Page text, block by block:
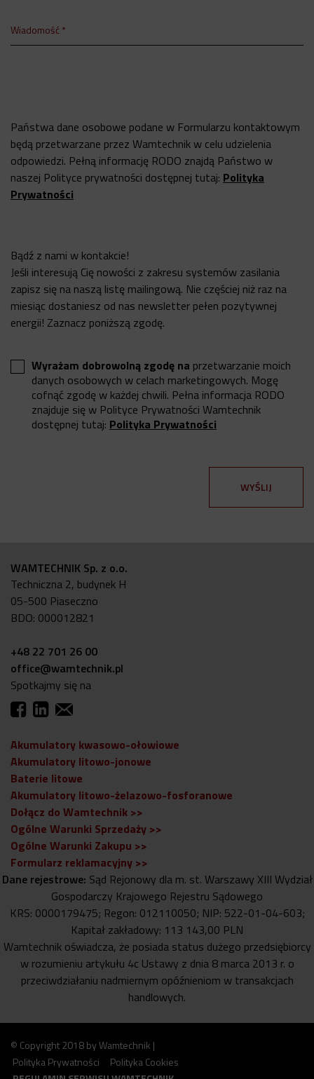
Wiadomość *
Państwa dane osobowe podane w Formularzu kontaktowym
będą przetwarzane przez Wamtechnik w celu udzielenia
odpowiedzi. Pełną informację RODO znajdą Państwo w
naszej Polityce prywatności dostępnej tutaj: Polityka
Prywatności
Bądź z nami w kontakcie!
Jeśli interesują Cię nowości z zakresu systemów zasilania
zapisz się na naszą listę mailingową. Nie częściej niż raz na
miesiąc dostaniesz od nas newsletter pełen pozytywnej
energii! Zaznacz poniższą zgodę.
Wyrażam dobrowolną zgodę na przetwarzanie moich
danych osobowych w celach marketingowych. Mogę
cofnąć zgodę w każdej chwili. Pełna informacja RODO
znajduje się w Polityce Prywatności Wamtechnik
dostępnej tutaj: Polityka Prywatności
WAMTECHNIK Sp. z o.o.
Techniczna 2, budynek H
05-500 Piaseczno
BDO: 000012821
+48 22 701 26 00
office@wamtechnik.pl
Spotkajmy się na
Akumulatory kwasowo-ołowiowe
Akumulatory litowo-jonowe
Baterie litowe
Akumulatory litowo-żelazowo-fosforanowe
Dołącz do Wamtechnik >>
Ogólne Warunki Sprzedaży >>
Ogólne Warunki Zakupu >>
Formularz reklamacyjny >>
Dane rejestrowe: Sąd Rejonowy dla m. st. Warszawy XIII Wydział
Gospodarczy Krajowego Rejestru Sądowego
KRS: 0000179475; Regon: 012110050; NIP: 522-01-04-603;
Kapitał zakładowy: 113 143,00 PLN
Wamtechnik oświadcza, że posiada status dużego przedsiębiorcy
w rozumieniu artykułu 4c Ustawy z dnia 8 marca 2013 r. o
przeciwdziałaniu nadmiernym opóźnieniom w transakcjach
handlowych.
© Copyright 2018 by Wamtechnik |
Polityka Prywatności
Polityka Cookies